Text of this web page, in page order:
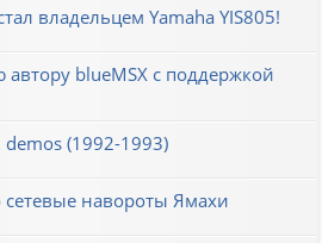
владельцем Yamaha YIS805!
автору blueMSX с поддержкой
demos (1992-1993)
сетевые навороты Ямахи